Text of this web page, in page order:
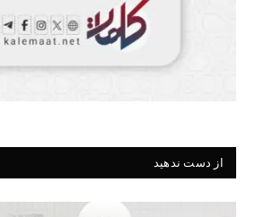
از دست ندهید